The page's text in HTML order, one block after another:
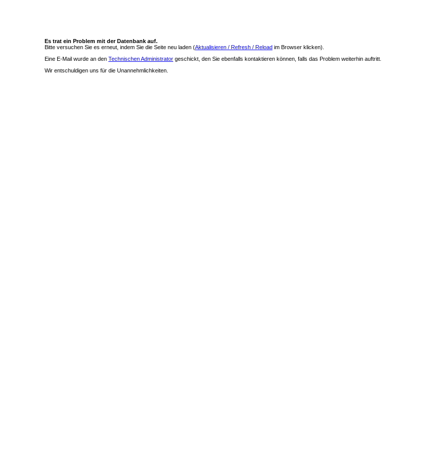
Es trat ein Problem mit der Datenbank auf.
Bitte versuchen Sie es erneut, indem Sie die Seite neu laden (Aktualisieren / Refresh / Reload im Browser klicken).
Eine E-Mail wurde an den Technischen Administrator geschickt, den Sie ebenfalls kontaktieren können, falls das Problem weiterhin auftritt.
Wir entschuldigen uns für die Unannehmlichkeiten.